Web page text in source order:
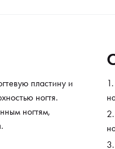
пластину и
ногтя.
ногтям,